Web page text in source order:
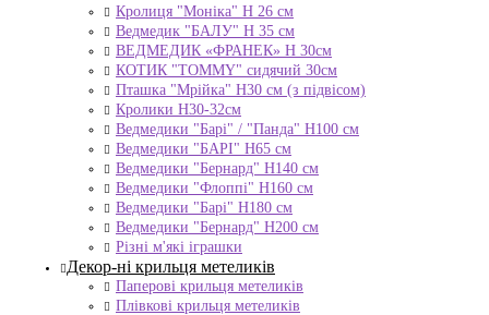
Кролиця "Моніка" Н 26 см
Ведмедик "БАЛУ" Н 35 см
ВЕДМЕДИК «ФРАНЕК» H 30см
КОТИК "ТОMMY" сидячий 30см
Пташка "Мрійка" Н30 см (з підвісом)
Кролики Н30-32см
Ведмедики "Барі" / "Панда" Н100 см
Ведмедики "БАРІ" Н65 см
Ведмедики "Бернард" Н140 см
Ведмедики "Флоппі" Н160 см
Ведмедики "Барі" Н180 см
Ведмедики "Бернард" Н200 см
Різні м'які іграшки
Декор-ні крильця метеликів
Паперові крильця метеликів
Плівкові крильця метеликів